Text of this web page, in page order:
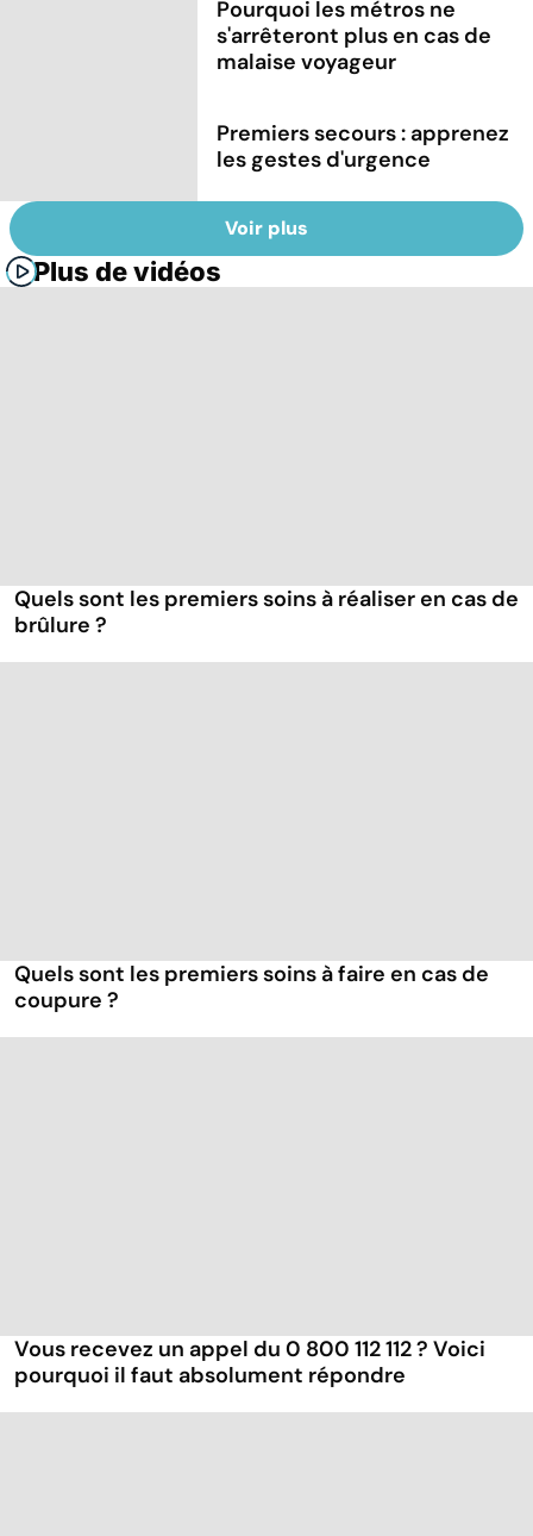
Pourquoi les métros ne
s'arrêteront plus en cas de
malaise voyageur
Premiers secours : apprenez
les gestes d'urgence
Voir plus
Plus de vidéos
Quels sont les premiers soins à réaliser en cas de
brûlure ?
Quels sont les premiers soins à faire en cas de
coupure ?
Vous recevez un appel du 0 800 112 112 ? Voici
pourquoi il faut absolument répondre